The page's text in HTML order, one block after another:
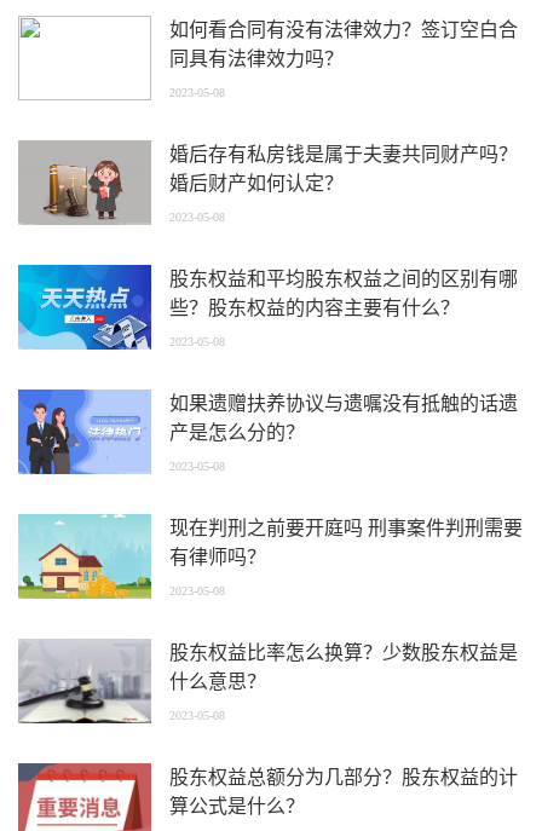
如何看合同有没有法律效力？签订空白合
同具有法律效力吗？
2023-05-08
婚后存有私房钱是属于夫妻共同财产吗？
婚后财产如何认定？
2023-05-08
股东权益和平均股东权益之间的区别有哪
些？股东权益的内容主要有什么？
2023-05-08
如果遗赠扶养协议与遗嘱没有抵触的话遗
产是怎么分的？
2023-05-08
现在判刑之前要开庭吗 刑事案件判刑需要
有律师吗？
2023-05-08
股东权益比率怎么换算？少数股东权益是
什么意思？
2023-05-08
股东权益总额分为几部分？股东权益的计
算公式是什么？